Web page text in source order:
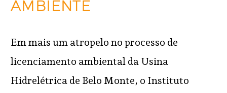
AMBIENTE
Em mais um atropelo no processo de
licenciamento ambiental da Usina
Hidrelétrica de Belo Monte, o Instituto